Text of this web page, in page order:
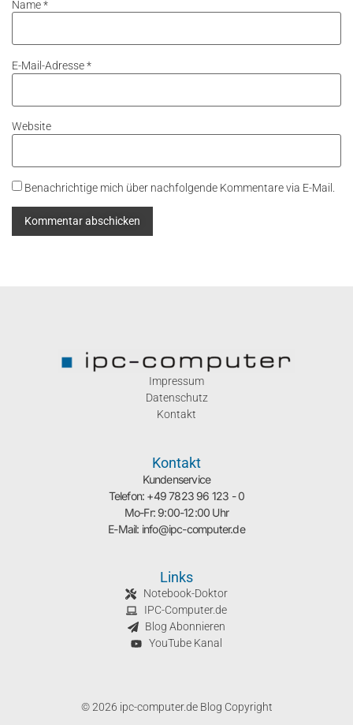
Name*
E-Mail-Adresse*
Website
Benachrichtige mich über nachfolgende Kommentare via E-Mail.
Impressum
Datenschutz
Kontakt
Kontakt
Kundenservice
Telefon: +49 7823 96 123 - 0
Mo-Fr: 9:00-12:00 Uhr
E-Mail: info@ipc-computer.de
Links
Notebook-Doktor
IPC-Computer.de
Blog Abonnieren
YouTube Kanal
© 2026 ipc-computer.de Blog Copyright